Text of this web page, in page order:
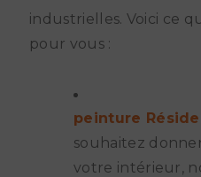
industrielles. Voici ce
pour vous :
peinture
souhaitez
votre intérieur,